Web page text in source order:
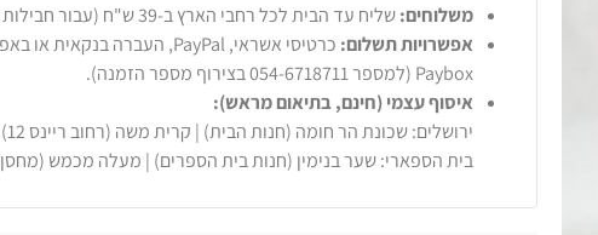
משלוחים:שליח עד הבית לכל רחבי הארץ ב-39 ש"ח (עבור חבילות עד 20 ק"ג).
אפשרויות תשלום:
Paybox (למספר 054-6718711 בצירוף מספר הזמנה).
איסוף עצמי (חינם, בתיאום מראש):
ירושלים: שכונת הר חומה (חנות הבית) | קרית משה (רחוב ריינס 12)
בית הספארי: שער בנימין (חנות בית הספרים) | מעלה מכמש